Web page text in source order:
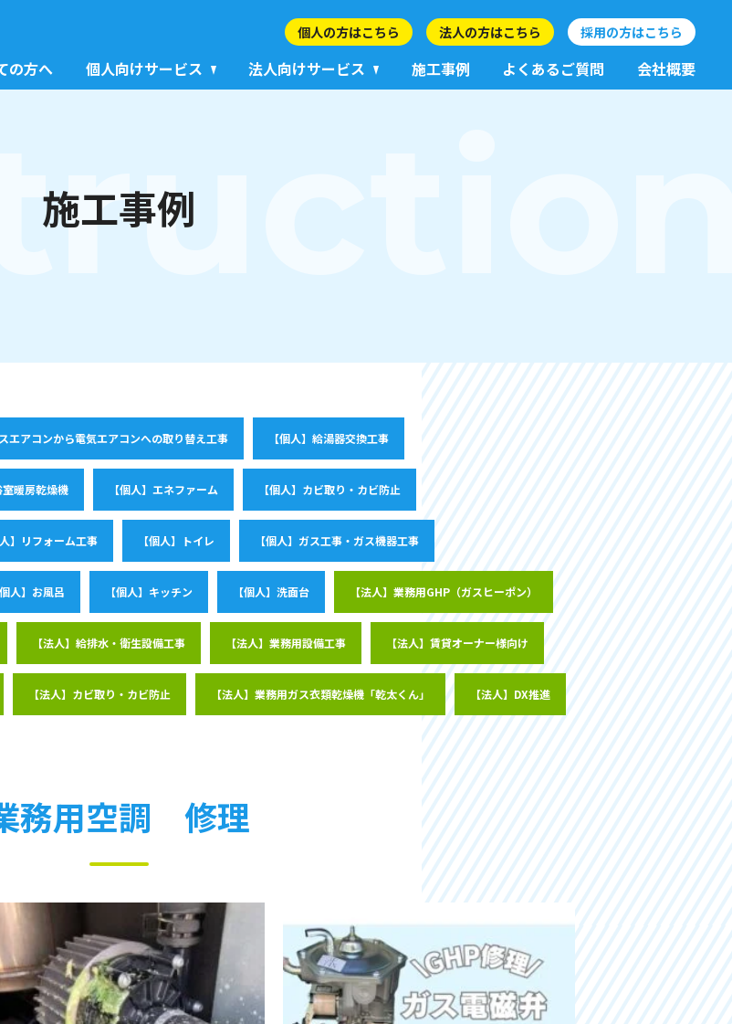
個人の方はこちら 法人の方はこちら 採用の方はこちら
の方へ 個人向けサービス 法人向けサービス 施工事例 よくあるご質問 会社概要
施工事例
スエアコンから電気エアコンへの取り替え工事 【個人】給湯器交換工事
室暖房乾燥機 【個人】エネファーム 【個人】カビ取り・カビ防止
人】リフォーム工事 【個人】トイレ 【個人】ガス工事・ガス機器工事
個人】お風呂 【個人】キッチン 【個人】洗面台 【法人】業務用GHP（ガスヒーポン）
【法人】給排水・衛生設備工事 【法人】業務用設備工事 【法人】賃貸オーナー様向け
【法人】カビ取り・カビ防止 【法人】業務用ガス衣類乾燥機「乾太くん」 【法人】DX推進
務用空調 修理